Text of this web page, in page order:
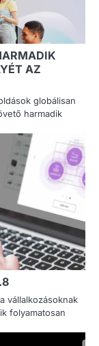
AZ
globálisan
harmadik
vállalkozásoknak
folyamatosan